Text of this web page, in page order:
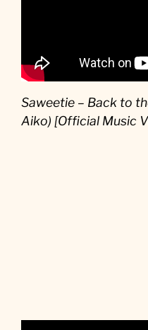
Saweetie – Back to
Aiko) [Official Music